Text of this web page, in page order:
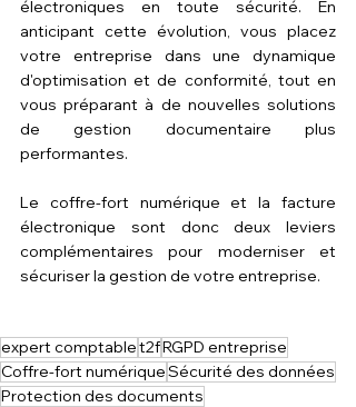
électroniques en toute sécurité. En
anticipant cette évolution, vous placez
votre entreprise dans une dynamique
d'optimisation et de conformité, tout en
vous préparant à de nouvelles solutions
de gestion documentaire plus
performantes.
Le coffre-fort numérique et la facture
électronique sont donc deux leviers
complémentaires pour moderniser et
sécuriser la gestion de votre entreprise.
expert comptablet2fRGPD entreprise
Coffre-fort numériqueSécurité des données
Protection des documents